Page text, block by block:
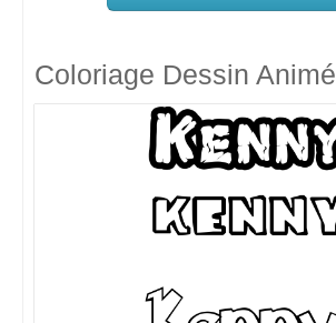
Coloriage Dessin Animé